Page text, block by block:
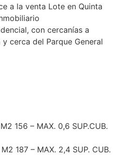
a la venta Lote en Quinta
con cercanías a
cerca del Parque General
156 – MAX. 0,6 SUP.CUB.
187 – MAX. 2,4 SUP. CUB.